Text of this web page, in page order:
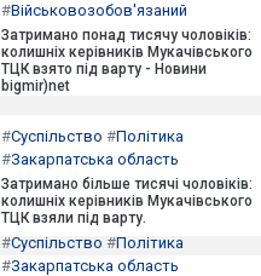
#Військовозобов'язаний
Затримано понад тисячу чоловіків:
колишніх керівників Мукачівського
ТЦК взято під варту - Новини
bigmir)net
#Суспільство #Політика
#Закарпатська область
Затримано більше тисячі чоловіків:
колишніх керівників Мукачівського
ТЦК взяли під варту.
#Суспільство #Політика
#Закарпатська область